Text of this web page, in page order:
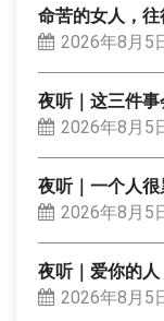
命苦的女人，
2026年8月5
夜听｜这三件
2026年8月5
夜听｜一个人
2026年8月5
夜听｜爱你的
2026年8月5